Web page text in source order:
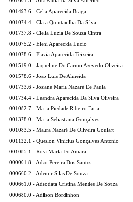
001493.6 - Celia Aparecida Braga
001074.4 - Clara Quintanilha Da Silva
001737.8 - Clelia Luzia De Souza Cintra
001075.2 - Eleni Aparecida Lucio
001078.6 - Flavia Aparecida Teixeira
001519.0 - Jaqueline Do Carmo Azevedo Oliveira
001578.6 - Joao Luis De Almeida
001733.6 - Josiane Maria Nazaré De Paula
001734.4 - Leandra Aparecida Da Silva Oliveira
001082.7 - Maria Piedade Ribeiro Faria
001378.0 - Maria Sebastiana Gonçalves
001083.5 - Maura Nazaré De Oliveira Goulart
001122.1 - Queslon Vinicius Gonçalves Antonio
001085.1 - Rosa Maria Do Amaral
000001.8 - Adao Pereira Dos Santos
000660.2 - Ademir Silas De Souza
000661.0 - Adeodata Cristina Mendes De Souza
000680.0 - Adilson Bordinhon